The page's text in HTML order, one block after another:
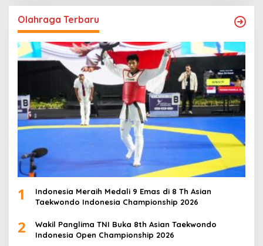
Olahraga Terbaru
1
Indonesia Meraih Medali 9 Emas di 8 Th Asian
Taekwondo Indonesia Championship 2026
2
Wakil Panglima TNI Buka 8th Asian Taekwondo
Indonesia Open Championship 2026